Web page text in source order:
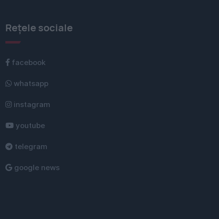
Rețele sociale
facebook
whatsapp
instagram
youtube
telegram
google news